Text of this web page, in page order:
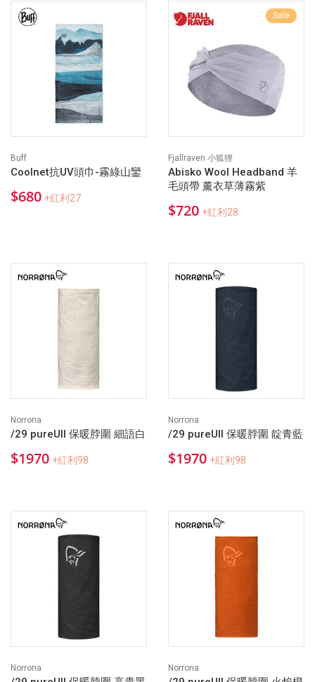
Buff
Coolnet抗UV頭巾-霧綠山鑾
$680 +紅利27
Sale
Fjallraven 小狐狸
Abisko Wool Headband 羊
毛頭帶 薰衣草薄霧紫
$720 +紅利28
Norrona
/29 pureUll 保暖脖圍 細語白
$1970 +紅利98
Norrona
/29 pureUll 保暖脖圍 靛青藍
$1970 +紅利98
Norrona Norrona